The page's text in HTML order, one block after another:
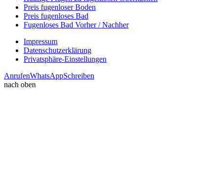
Preis fugenloser Boden
Preis fugenloses Bad
Fugenloses Bad Vorher / Nachher
Impressum
Datenschutzerklärung
Privatsphäre-Einstellungen
AnrufenWhatsAppSchreiben
nach oben